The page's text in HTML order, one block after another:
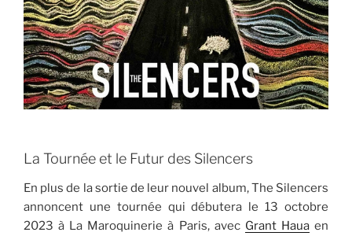
La Tournée et le Futur des Silencers
En plus de la sortie de leur nouvel album, The Silencers
annoncent une tournée qui débutera le 13 octobre
2023 à La Maroquinerie à Paris, avec Grant Hauaen